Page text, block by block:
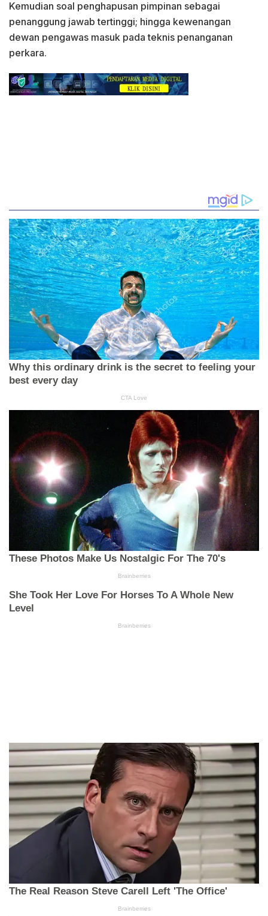
Kemudian soal penghapusan pimpinan sebagai
penanggung jawab tertinggi; hingga kewenangan
dewan pengawas masuk pada teknis penanganan
perkara.